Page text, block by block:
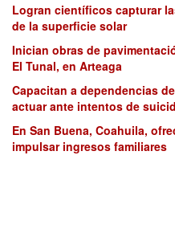
Logran científicos capturar
de la superficie solar
Inician obras de
El Tunal, en Arteaga
Capacitan a dependencias
actuar ante intentos de
En San Buena, Coahuila,
impulsar ingresos familiares